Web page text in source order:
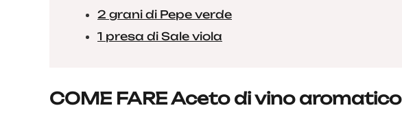
2 grani di Pepe verde
1 presa di Sale viola
COME FARE Aceto di vino aromatico